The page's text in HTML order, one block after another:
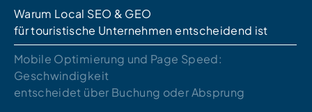
Warum Local SEO & GEO
für touristische Unternehmen entscheidend ist
Mobile Optimierung und Page Speed:
Geschwindigkeit
entscheidet über Buchung oder Absprung